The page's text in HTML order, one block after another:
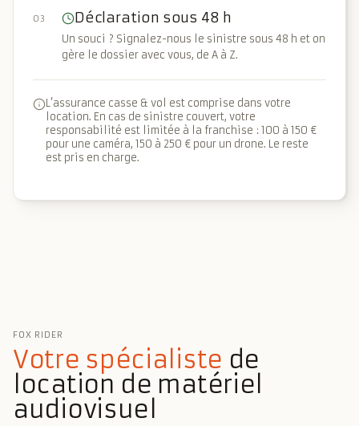
03 Déclaration sous 48 h
Un souci ? Signalez-nous le sinistre sous 48 h et on
gère le dossier avec vous, de A à Z.
L’assurance casse & vol est comprise dans votre
location. En cas de sinistre couvert, votre
responsabilité est limitée à la franchise : 100 à 150 €
pour une caméra, 150 à 250 € pour un drone. Le reste
est pris en charge.
L’engagement Fox Rider
FOX RIDER
Votre spécialiste de
location de matériel
audiovisuel